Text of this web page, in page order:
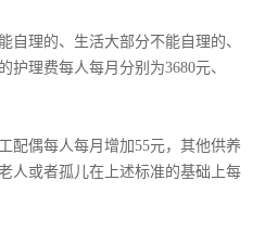
自理的、生活大部分不能自理的、
护理费每人每月分别为3680元、
配偶每人每月增加55元，其他供养
人或者孤儿在上述标准的基础上每